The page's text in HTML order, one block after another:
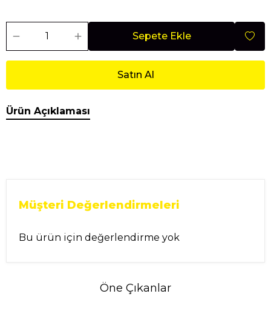
Sepete Ekle
Satın Al
Ürün Açıklaması
Müşteri Değerlendirmeleri
Bu ürün için değerlendirme yok
Öne Çıkanlar